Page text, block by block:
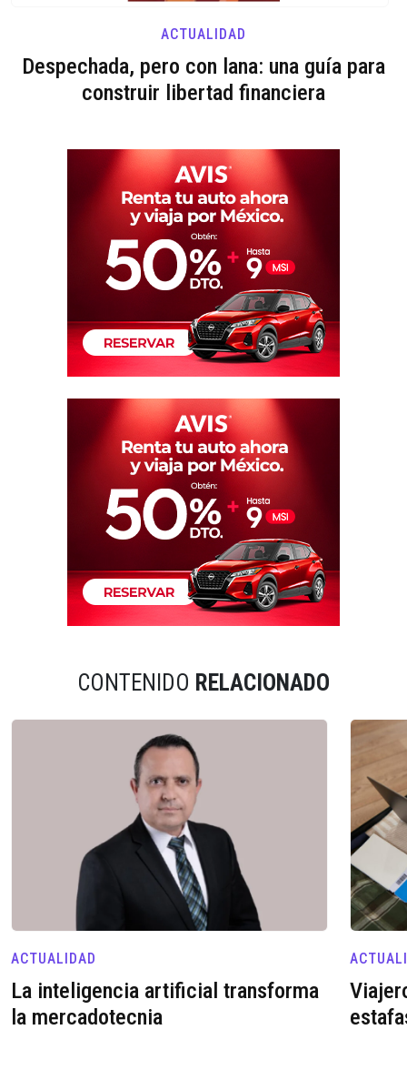
ACTUALIDAD
Despechada, pero con lana: una guía para
construir libertad financiera
CONTENIDO RELACIONADO
ACTUALIDAD
La inteligencia artificial transforma
la mercadotecnia